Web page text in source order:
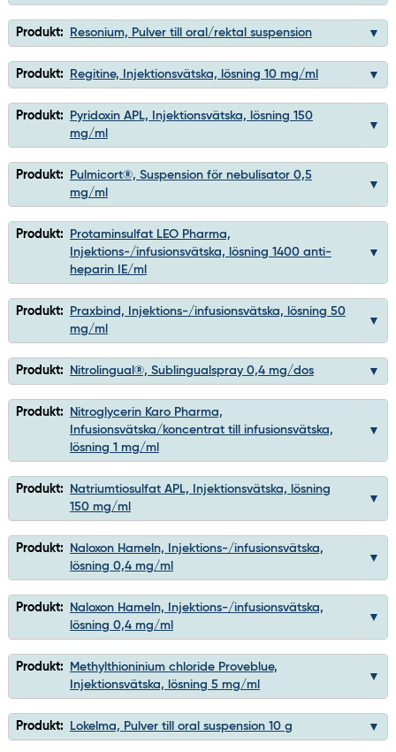
Produkt: Resonium, Pulver till oral/rektal suspension
Produkt: Regitine, Injektionsvätska, lösning 10 mg/ml
Produkt:
Pyridoxin APL, Injektionsvätska, lösning 150
mg/ml
Produkt:
Pulmicort®, Suspension för nebulisator 0,5
mg/ml
Produkt:
Protaminsulfat LEO Pharma,
Injektions-/infusionsvätska, lösning 1400 anti-
heparin IE/ml
Produkt:
Praxbind, Injektions-/infusionsvätska, lösning 50
mg/ml
Produkt: Nitrolingual®, Sublingualspray 0,4 mg/dos
Produkt:
Nitroglycerin Karo Pharma,
Infusionsvätska/koncentrat till infusionsvätska,
lösning 1 mg/ml
Produkt:
Natriumtiosulfat APL, Injektionsvätska, lösning
150 mg/ml
Produkt:
Naloxon Hameln, Injektions-/infusionsvätska,
lösning 0,4 mg/ml
Produkt:
Naloxon Hameln, Injektions-/infusionsvätska,
lösning 0,4 mg/ml
Produkt:
Methylthioninium chloride Proveblue,
Injektionsvätska, lösning 5 mg/ml
Produkt: Lokelma, Pulver till oral suspension 10 g